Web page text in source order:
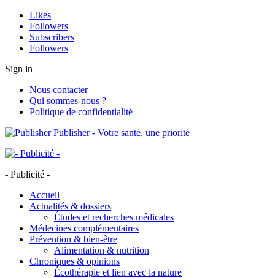
Likes
Followers
Subscribers
Followers
Sign in
Nous contacter
Qui sommes-nous ?
Politique de confidentialité
Publisher - Votre santé, une priorité
- Publicité -
Accueil
Actualités & dossiers
Études et recherches médicales
Médecines complémentaires
Prévention & bien-être
Alimentation & nutrition
Chroniques & opinions
Écothérapie et lien avec la nature